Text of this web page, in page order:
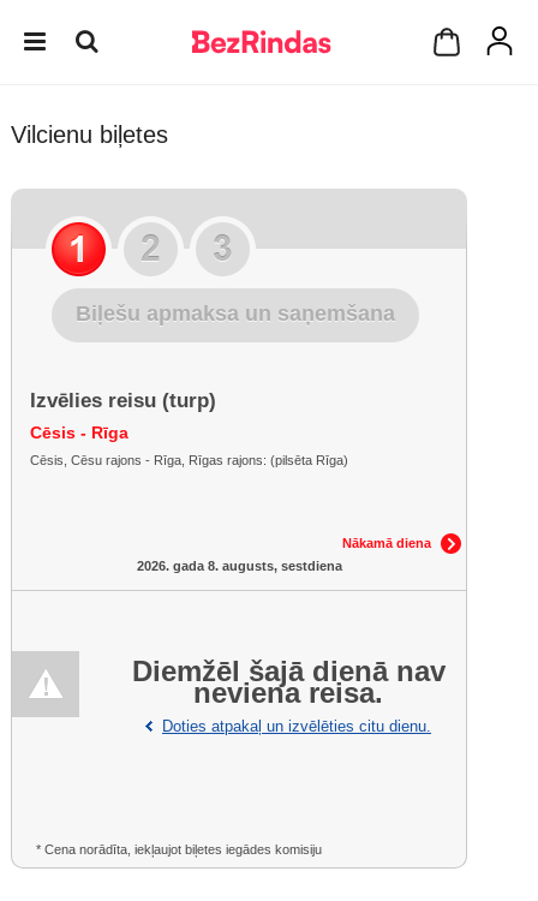
Vilcienu biļetes
Biļešu apmaksa un saņemšana
Izvēlies reisu (turp)
Cēsis - Rīga
Cēsis, Cēsu rajons - Rīga, Rīgas rajons: (pilsēta Rīga)
Nākamā diena
2026. gada 8. augusts, sestdiena
Diemžēl šajā dienā nav
neviena reisa.
Doties atpakaļ un izvēlēties citu dienu.
* Cena norādīta, iekļaujot biļetes iegādes komisiju